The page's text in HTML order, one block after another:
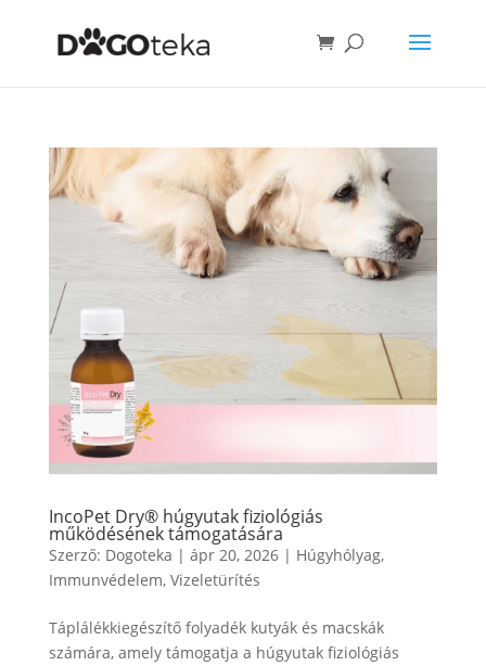
IncoPet Dry® húgyutak fiziológiás
működésének támogatására
Szerző: Dogoteka | ápr 20, 2026| Húgyhólyag,
Immunvédelem, Vizeletürítés
Táplálékkiegészítő folyadék kutyák és macskák
számára, amely támogatja a húgyutak fiziológiás